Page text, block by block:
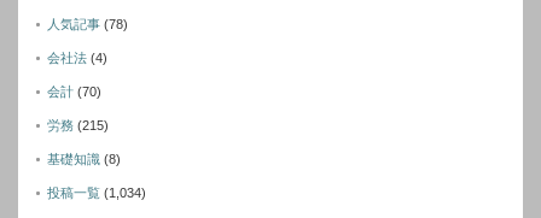
人気記事 (78)
会社法 (4)
会計 (70)
労務 (215)
基礎知識 (8)
投稿一覧 (1,034)